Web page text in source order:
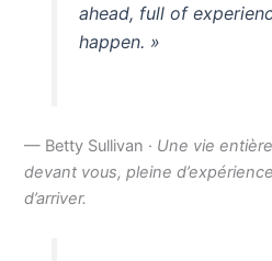
ahead, full of
happen. »
— Betty Sullivan · Une vie
devant vous, pleine
d’arriver.